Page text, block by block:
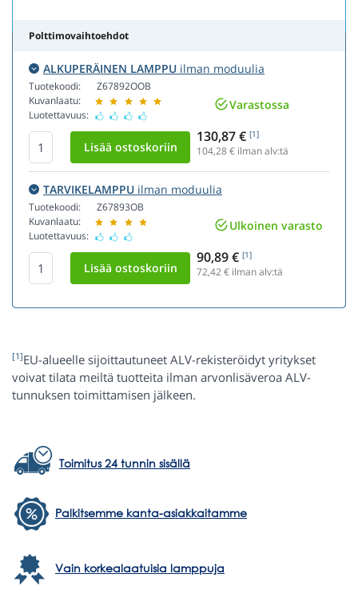
Polttimovaihtoehdot
ALKUPERÄINEN LAMPPU ilman moduulia
Tuotekoodi:
Kuvanlaatu:
Luotettavuus:
Z67892OOB
Varastossa
130,87 € [1]
104,28€ ilman alv:tä
TARVIKELAMPPU ilman moduulia
Tuotekoodi:
Kuvanlaatu:
Luotettavuus:
Z67893OB
Ulkoinen varasto
90,89 € [1]
72,42€ ilman alv:tä
[1]EU-alueelle sijoittautuneet ALV-rekisteröidyt yritykset
voivat tilata meiltä tuotteita ilman arvonlisäveroa ALV-
tunnuksen toimittamisen jälkeen.
Toimitus 24 tunnin sisällä
Palkitsemme kanta-asiakkaitamme
Vain korkealaatuisia lamppuja